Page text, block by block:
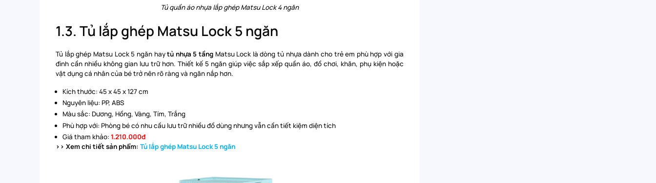
Tủ quần áo nhựa lắp ghép Matsu Lock 4 ngăn
1.3. Tủ lắp ghép Matsu Lock 5 ngăn
Tủ lắp ghép Matsu Lock 5 ngăn haytủ nhựa 5 tầngMatsu Lock là dòng tủ nhựa dành cho trẻ em phù hợp với gia
đình cần nhiều không gian lưu trữ hơn. Thiết kế 5 ngăn giúp việc sắp xếp quần áo, đồ chơi, khăn, phụ kiện hoặc
vật dụng cá nhân của bé trở nên rõ ràng và ngăn nắp hơn.
Kích thước: 45 x 45 x 127 cm
Nguyên liệu: PP, ABS
Màu sắc: Dương, Hồng, Vàng, Tím, Trắng
Phù hợp với: Phòng bé có nhu cầu lưu trữ nhiều đồ dùng nhưng vẫn cần tiết kiệm diện tích
Giá tham khảo: 1.210.000đ
>> Xem chi tiết sản phẩm:Tủ lắp ghép Matsu Lock 5 ngăn